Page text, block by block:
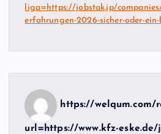
liga=https://jobstak.jp/
erfahrungen-2026-sicher-oder-
https://welqum.com/
url=https://www.kfz-